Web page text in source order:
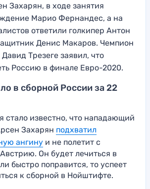
Захарян, в ходе занятия
Марио Фернандес, а на
ответили голкипер Антон
Денис Макаров. Чемпион
Трезеге заявил, что
Россию в финале Евро-2020.
в сборной России за 22
стало известно, что нападающий
Захарян подхватил
ангину и не полетит с
Он будет лечиться в
быстро поправится, то успеет
к сборной в Нойштифте.